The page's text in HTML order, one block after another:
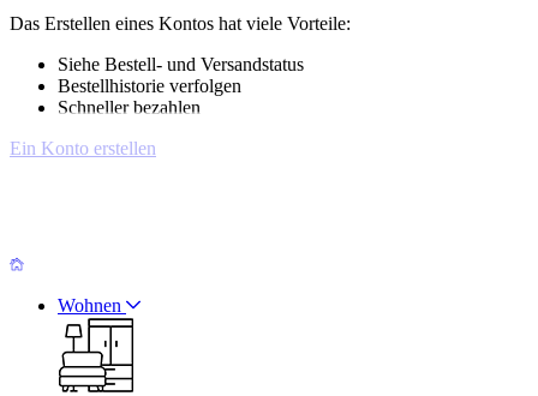
Das Erstellen eines Kontos hat viele Vorteile:
Siehe Bestell- und Versandstatus
Bestellhistorie verfolgen
Schneller bezahlen
Ein Konto erstellen
Wohnen